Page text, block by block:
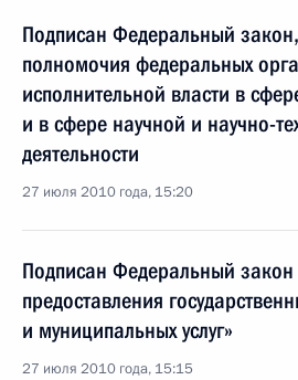
Подписан Федеральный
полномочия федеральных
исполнительной власти в
и в сфере научной и научно-
деятельности
27 июля 2010 года, 15:20
Подписан Федеральный
предоставления
и муниципальных услуг»
27 июля 2010 года, 15:15